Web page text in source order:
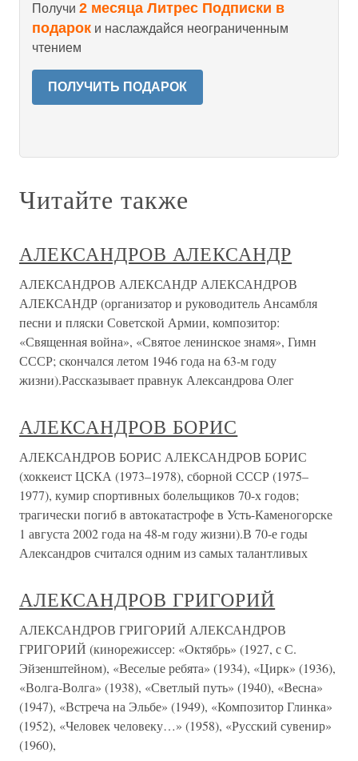
Получи 2 месяца Литрес Подписки в
подарок и наслаждайся неограниченным
чтением
ПОЛУЧИТЬ ПОДАРОК
Читайте также
АЛЕКСАНДРОВ АЛЕКСАНДР
АЛЕКСАНДРОВ АЛЕКСАНДР АЛЕКСАНДРОВ
АЛЕКСАНДР (организатор и руководитель Ансамбля
песни и пляски Советской Армии, композитор:
«Священная война», «Святое ленинское знамя», Гимн
СССР; скончался летом 1946 года на 63-м году
жизни).Рассказывает правнук Александрова Олег
АЛЕКСАНДРОВ БОРИС
АЛЕКСАНДРОВ БОРИС АЛЕКСАНДРОВ БОРИС
(хоккеист ЦСКА (1973–1978), сборной СССР (1975–
1977), кумир спортивных болельщиков 70-х годов;
трагически погиб в автокатастрофе в Усть-Каменогорске
1 августа 2002 года на 48-м году жизни).В 70-е годы
Александров считался одним из самых талантливых
АЛЕКСАНДРОВ ГРИГОРИЙ
АЛЕКСАНДРОВ ГРИГОРИЙ АЛЕКСАНДРОВ
ГРИГОРИЙ (кинорежиссер: «Октябрь» (1927, с С.
Эйзенштейном), «Веселые ребята» (1934), «Цирк» (1936),
«Волга-Волга» (1938), «Светлый путь» (1940), «Весна»
(1947), «Встреча на Эльбе» (1949), «Композитор Глинка»
(1952), «Человек человеку…» (1958), «Русский сувенир»
(1960),